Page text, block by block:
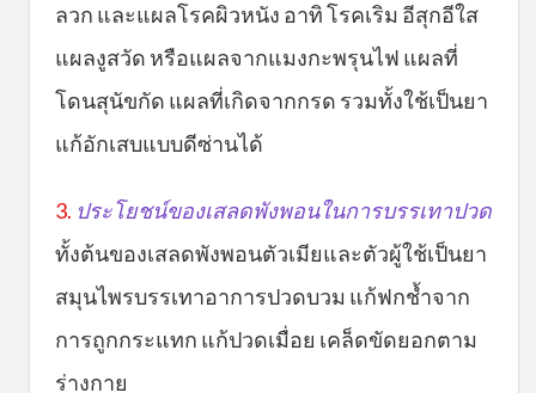
ลวก และแผลโรคผิวหนัง อาทิ โรคเริม อีสุกอีใส
แผลงูสวัด หรือแผลจากแมงกะพรุนไฟ แผลที่
โดนสุนัขกัด แผลที่เกิดจากกรด รวมทั้งใช้เป็นยา
แก้อักเสบแบบดีซ่านได้
3. ประโยชน์ของเสลดพังพอนในการบรรเทาปวด
ทั้งต้นของเสลดพังพอนตัวเมียและตัวผู้ใช้เป็นยา
สมุนไพรบรรเทาอาการปวดบวม แก้ฟกช้ำจาก
การถูกกระแทก แก้ปวดเมื่อย เคล็ดขัดยอกตาม
ร่างกาย